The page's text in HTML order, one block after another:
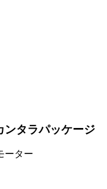
タラパッケージ
ーター